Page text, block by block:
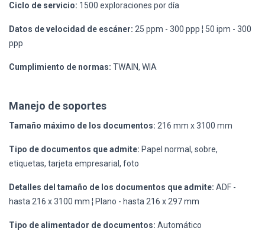
Ciclo de servicio: 1500 exploraciones por día
Datos de velocidad de escáner: 25 ppm - 300 ppp ¦ 50 ipm - 300
ppp
Cumplimiento de normas: TWAIN, WIA
Manejo de soportes
Tamaño máximo de los documentos: 216 mm x 3100 mm
Tipo de documentos que admite: Papel normal, sobre,
etiquetas, tarjeta empresarial, foto
Detalles del tamaño de los documentos que admite: ADF -
hasta 216 x 3100 mm ¦ Plano - hasta 216 x 297 mm
Tipo de alimentador de documentos: Automático